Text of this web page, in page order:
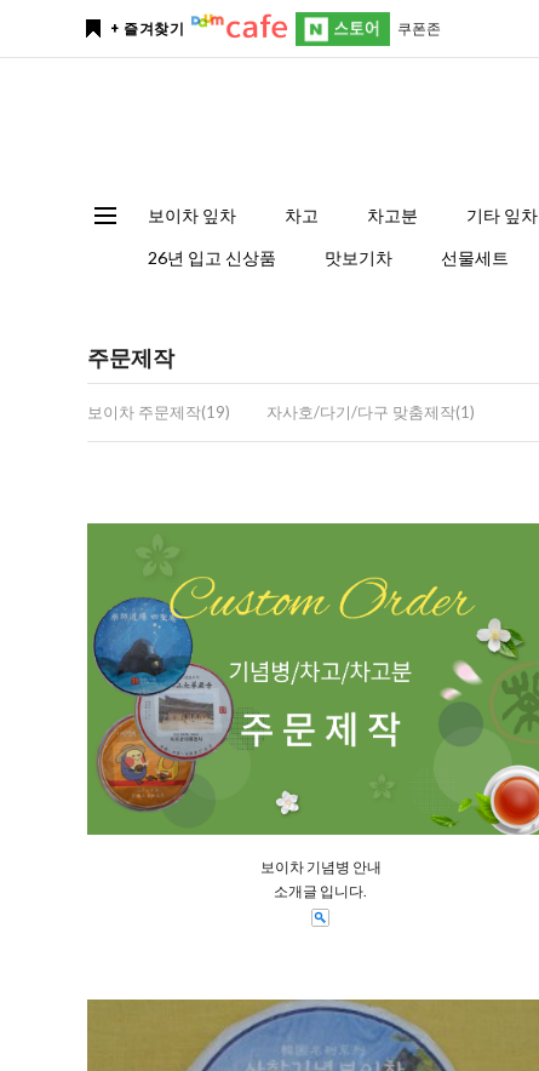
+ 즐겨찾기 쿠폰존
보이차 잎차 차고 차고분 기타 잎차
26년 입고 신상품 맛보기차 선물세트
주문제작
보이차 주문제작(19) 자사호/다기/다구 맞춤제작(1)
보이차 기념병 안내
소개글 입니다.